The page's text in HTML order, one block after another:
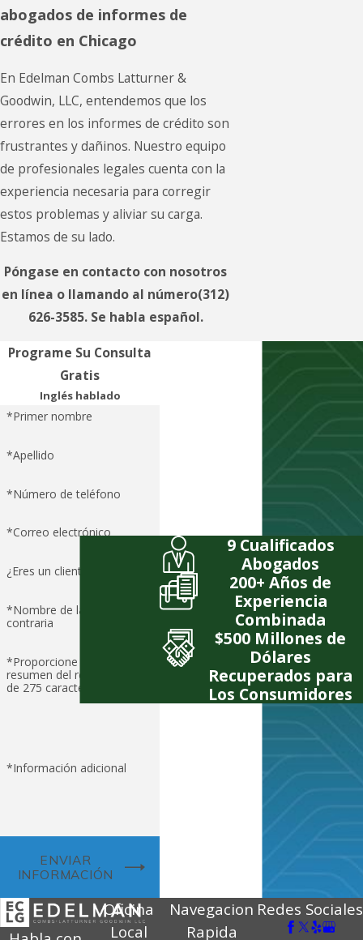
abogados de informes de
crédito en Chicago
En Edelman Combs Latturner &
Goodwin, LLC, entendemos que los
errores en los informes de crédito son
frustrantes y dañinos. Nuestro equipo
de profesionales legales cuenta con la
experiencia necesaria para corregir
estos problemas y aliviar su carga.
Estamos de su lado.
Póngase en contacto con nosotros
en línea o llamando al número(312)
626-3585. Se habla español.
Programe Su Consulta
Gratis
Inglés hablado
*Primer nombre
*Apellido
*Número de teléfono
*Correo electrónico
¿Eres un cliente nuevo?
*Nombre de la parte
contraria
*Proporcione un breve
resumen del reclamo (límite
de 275 caracteres)
*Información adicional
ENVIAR
INFORMACIÓN
9 Cualificados
Abogados
200+ Años de
Experiencia
Combinada
$500 Millones de
Dólares
Recuperados para
Los Consumidores
Oficina
Local
Navegacion
Rapida
Redes Sociales